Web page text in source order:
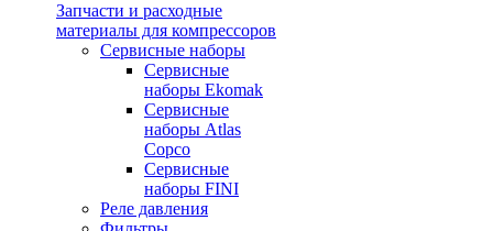
Запчасти и расходные
материалы для компрессоров
Cервисные наборы
Сервисные
наборы Ekomak
Cервисные
наборы Atlas
Copco
Сервисные
наборы FINI
Реле давления